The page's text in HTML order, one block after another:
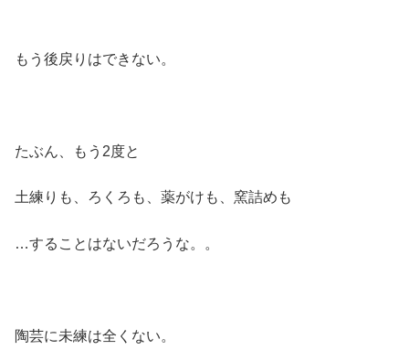
もう後戻りはできない。
たぶん、もう2度と
土練りも、ろくろも、薬がけも、窯詰めも
…することはないだろうな。。
陶芸に未練は全くない。